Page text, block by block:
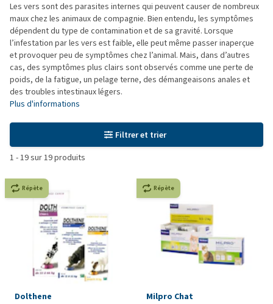
Les vers sont des parasites internes qui peuvent causer de nombreux
maux chez les animaux de compagnie. Bien entendu, les symptômes
dépendent du type de contamination et de sa gravité. Lorsque
l’infestation par les vers est faible, elle peut même passer inaperçue
et provoquer peu de symptômes chez l’animal. Mais, dans d’autres
cas, des symptômes plus clairs sont observés comme une perte de
poids, de la fatigue, un pelage terne, des démangeaisons anales et
des troubles intestinaux légers.
Plus d'informations
Filtrer et trier
1 -19sur19produits
Répète
Dolthene
Répète
Milpro Chat